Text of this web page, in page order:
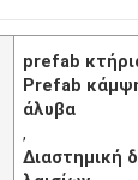
prefab
Prefab
άλυβα
,
Διαστημική